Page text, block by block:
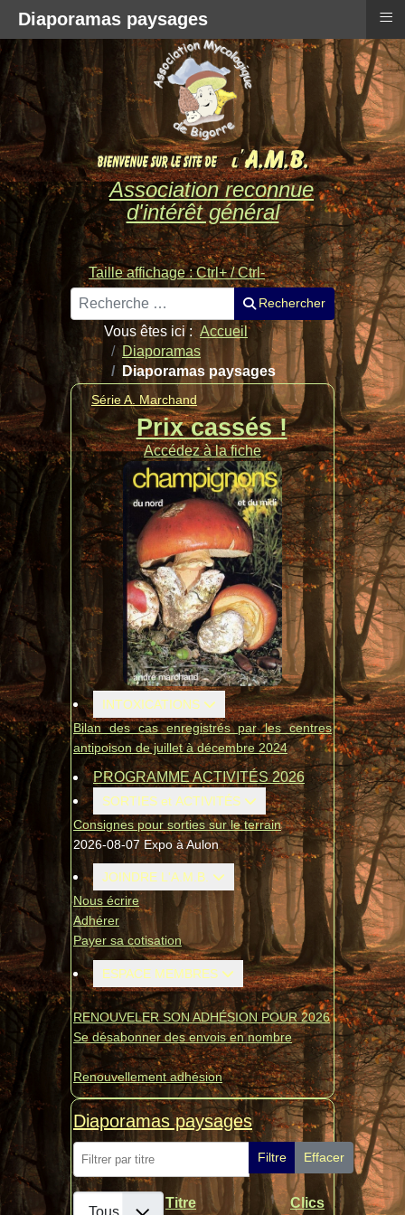
Association reconnue
d'intérêt général
Taille affichage : Ctrl+ / Ctrl-
Rechercher
Rechercher
Vous êtes ici : Accueil
Diaporamas
Diaporamas paysages
Série A. Marchand
Prix cassés !
Accédez à la fiche
INTOXICATIONS
Bilan des cas enregistrés par les centres
antipoison de juillet à décembre 2024
PROGRAMME ACTIVITÉS 2026
SORTIES et ACTIVITÉS
Consignes pour sorties sur le terrain
2026-08-07 Expo à Aulon
JOINDRE L'A.M.B.
Nous écrire
Adhérer
Payer sa cotisation
ESPACE MEMBRES
RENOUVELER SON ADHÉSION POUR 2026
Se désabonner des envois en nombre
Renouvellement adhésion
Diaporamas paysages
Filtre Effacer
Afficher # Titre Clics
Diaporamas paysages ≡